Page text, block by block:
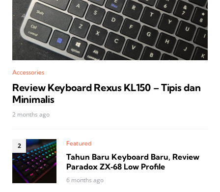
Accessories
Review Keyboard Rexus KL150 – Tipis dan
Minimalis
2 months ago
Featured
Tahun Baru Keyboard Baru, Review
Paradox ZX‑68 Low Profile
6 months ago